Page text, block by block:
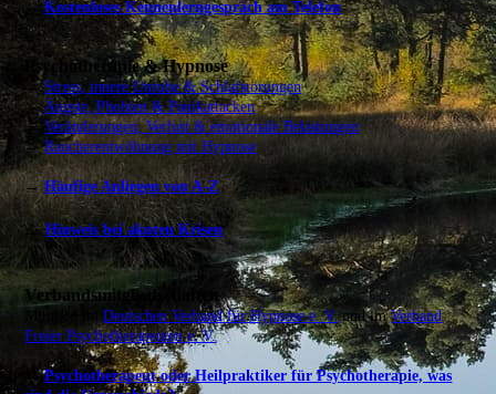
→Kostenloses Kennenlerngespräch am Telefon
Psychotherapie & Hypnose
→Stress, innere Unruhe & Schlafstörungen
→Ängste, Phobien & Panikattacken
→Veränderungen, Verlust & emotionale Belastungen
→Raucherentwöhnung mit Hypnose
→Häufige Anliegen von A-Z
⚠️Hinweis bei akuten Krisen
Verbandsmitgliedschaften
Mitglied imDeutschen Verband für Hypnose e. V. und imVerband
Freier Psychotherapeuten e. V.
→Psychotherapeut oder Heilpraktiker für Psychotherapie, was